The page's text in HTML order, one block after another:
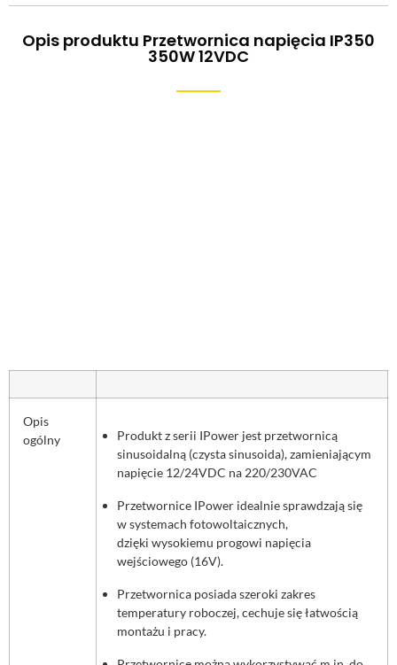
Opis produktu Przetwornica napięcia IP350
350W 12VDC
Opis
ogólny
Produkt z serii IPower jest przetwornicą
sinusoidalną (czysta sinusoida), zamieniającym
napięcie 12/24VDC na 220/230VAC
Przetwornice IPower idealnie sprawdzają się
w systemach fotowoltaicznych,
dzięki wysokiemu progowi napięcia
wejściowego (16V).
Przetwornica posiada szeroki zakres
temperatury roboczej, cechuje się łatwością
montażu i pracy.